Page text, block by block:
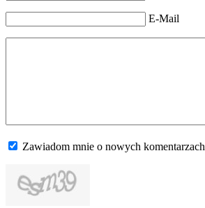
E-Mail
Zawiadom mnie o nowych komentarzach